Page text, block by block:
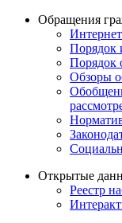
Обращения
Порядок
Порядок
Обзоры
Открытые
Реестр